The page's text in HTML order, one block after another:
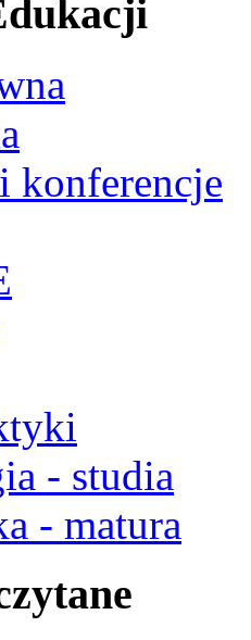
konferencje
- studia
- matura